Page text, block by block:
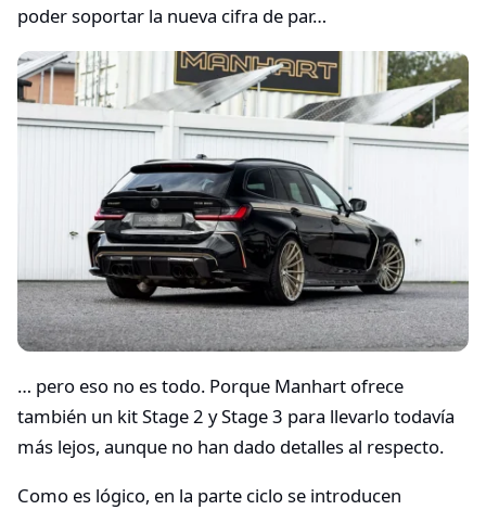
poder soportar la nueva cifra de par…
… pero eso no es todo. Porque Manhart ofrece
también un kit Stage 2 y Stage 3 para llevarlo todavía
más lejos, aunque no han dado detalles al respecto.
Como es lógico, en la parte ciclo se introducen